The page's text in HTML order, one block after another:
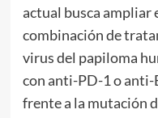
actual busca ampliar
combinación de
virus del papiloma
con anti-PD-1 o anti-
frente a la mutación